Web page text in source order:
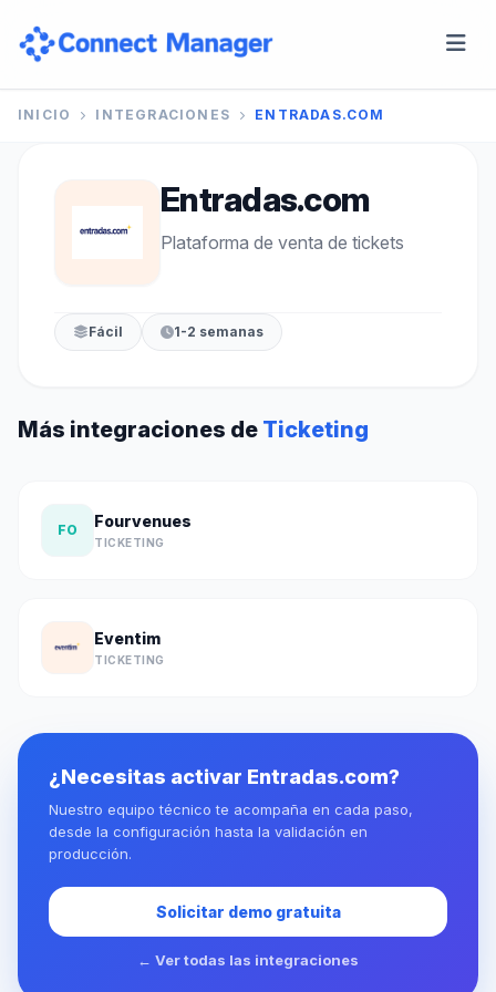
INICIO INTEGRACIONES ENTRADAS.COM
Entradas.com
Plataforma de venta de tickets
Fácil 1-2 semanas
Más integraciones de Ticketing
FO Fourvenues
TICKETING
Eventim
TICKETING
¿Necesitas activar Entradas.com?
Nuestro equipo técnico te acompaña en cada paso,
desde la configuración hasta la validación en
producción.
Solicitar demo gratuita
← Ver todas las integraciones